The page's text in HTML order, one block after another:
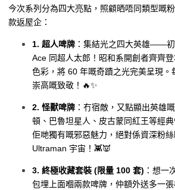
今次系列分為四大亮點，照顧晒唔同類型嘅
款返屋企：
1. 超人啤牌 ：集結光之四大英雄——
Ace 同超人太郎！昭和系開創者齊齊
色彩，將 60 年嘅奇蹟之光完美呈現。
崇高嘅致敬！🔥✨
2. 怪獸啤牌 ：冇宿敵，又點顯出英雄
頓、巴魯坦星人、皮古蒙同紅王等經
佢哋獨有嘅邪惡魅力，絕對係資深粉
Ultraman 宇宙！👾👿
3. 終極收藏套裝 (限量 100 套) ：想一
包埋上面嗰兩款啤牌，仲額外送多一